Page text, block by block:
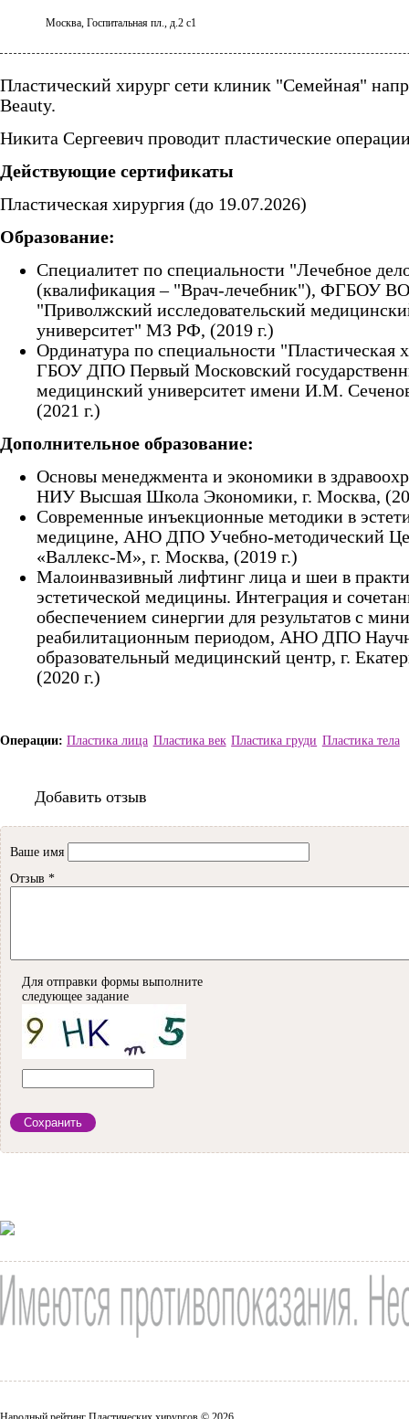
Москва, Госпитальная пл., д.2 с1
Пластический хирург сети клиник "Семейная"
Beauty.
Никита Сергеевич проводит пластические
Действующие сертификаты
Пластическая хирургия (до 19.07.2026)
Образование:
Специалитет по специальности "Лечебное
(квалификация – "Врач-лечебник"), ФГБОУ ВО
"Приволжский исследовательский
университет" МЗ РФ, (2019 г.)
Ординатура по специальности "Пластическая
ГБОУ ДПО Первый Московский
медицинский университет имени И.М.
(2021 г.)
Дополнительное образование:
Основы менеджмента и экономики в
НИУ Высшая Школа Экономики, г. Москва,
Современные инъекционные методики в
медицине, АНО ДПО Учебно-методический
«Валлекс-М», г. Москва, (2019 г.)
Малоинвазивный лифтинг лица и шеи в
эстетической медицины. Интеграция и
обеспечением синергии для результатов с
реабилитационным периодом, АНО ДПО
образовательный медицинский центр, г.
(2020 г.)
Пластика лица Пластика век Пластика груди Пластика тела
Добавить отзыв
Ваше имя
Отзыв *
Для отправки формы выполните
следующее задание